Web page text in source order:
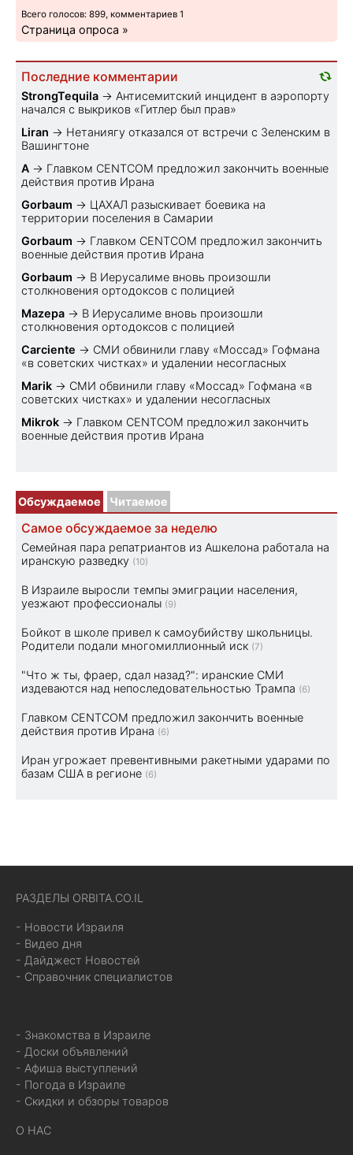
Всего голосов: 899, комментариев 1
Страница опроса »
Последние комментарии
StrongTequila → Антисемитский инцидент в аэропорту
начался с выкриков «Гитлер был прав»
Liran → Нетаниягу отказался от встречи с Зеленским в
Вашингтоне
A → Главком CENTCOM предложил закончить военные
действия против Ирана
Gorbaum → ЦАХАЛ разыскивает боевика на
территории поселения в Самарии
Gorbaum → Главком CENTCOM предложил закончить
военные действия против Ирана
Gorbaum → В Иерусалиме вновь произошли
столкновения ортодоксов с полицией
Mazepa → В Иерусалиме вновь произошли
столкновения ортодоксов с полицией
Carciente → СМИ обвинили главу «Моссад» Гофмана
«в советских чистках» и удалении несогласных
Marik → СМИ обвинили главу «Моссад» Гофмана «в
советских чистках» и удалении несогласных
Mikrok → Главком CENTCOM предложил закончить
военные действия против Ирана
Обсуждаемое Читаемое
Самое обсуждаемое за неделю
Семейная пара репатриантов из Ашкелона работала на
иранскую разведку (10)
В Израиле выросли темпы эмиграции населения,
уезжают профессионалы (9)
Бойкот в школе привел к самоубийству школьницы.
Родители подали многомиллионный иск (7)
"Что ж ты, фраер, сдал назад?": иранские СМИ
издеваются над непоследовательностью Трампа (6)
Главком CENTCOM предложил закончить военные
действия против Ирана (6)
Иран угрожает превентивными ракетными ударами по
базам США в регионе (6)
РАЗДЕЛЫ ORBITA.CO.IL
- Новости Израиля
- Видео дня
- Дайджест Новостей
- Справочник специалистов
- Знакомства в Израиле
- Доски объявлений
- Афиша выступлений
- Погода в Израиле
- Скидки и обзоры товаров
О НАС